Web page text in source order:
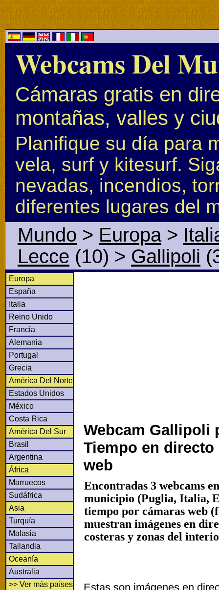
Webcams Del
Cámaras gratis en
montañas, valles y
Planifique su día para
vela, surf y kitesurf.
nevadas, incendios,
diferentes lugares del
Mundo > Europa>
Lecce (10) > Gallipoli
Europa
España
Italia
Reino Unido
Francia
Alemania
Portugal
Grecia
América Del Norte
Estados Unidos
México
Costa Rica
América Del Sur
Brasil
Argentina
África
Marruecos
Sudáfrica
Asia
Turquía
Malasia
Tailandia
Oceanía
Australia
>> Ver más países
Webcam Gallipoli
Tiempo en directo
web
Encontradas 3 webcams
municipio (Puglia, Italia,
tiempo por cámaras web
muestran imágenes en
costeras y zonas del
Estas son imágenes en